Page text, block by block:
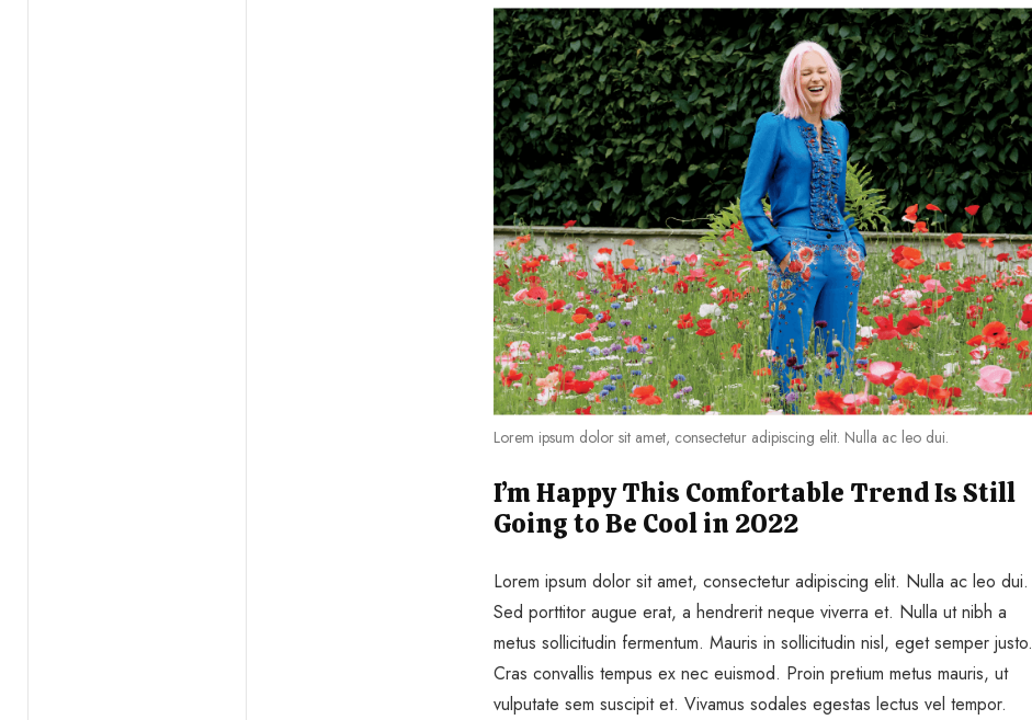
Lorem ipsum dolor sit amet, consectetur adipiscing elit. Nulla ac leo dui.
I’m Happy This Comfortable Trend Is Still
Going to Be Cool in 2022
Lorem ipsum dolor sit amet, consectetur adipiscing elit. Nulla ac leo dui.
Sed porttitor augue erat, a hendrerit neque viverra et. Nulla ut nibh a
metus sollicitudin fermentum. Mauris in sollicitudin nisl, eget semper justo.
Cras convallis tempus ex nec euismod. Proin pretium metus mauris, ut
vulputate sem suscipit et. Vivamus sodales egestas lectus vel tempor.